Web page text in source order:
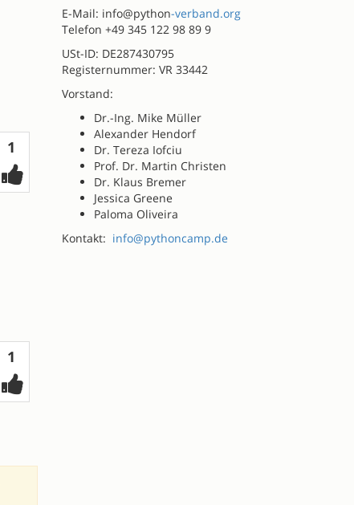
1
1
E-Mail: info@python-verband.org
Telefon +49 345 122 98 89 9
USt-ID: DE287430795
Registernummer: VR 33442
Vorstand:
Dr.-Ing. Mike Müller
Alexander Hendorf
Dr. Tereza Iofciu
Prof. Dr. Martin Christen
Dr. Klaus Bremer
Jessica Greene
Paloma Oliveira
Kontakt: info@pythoncamp.de